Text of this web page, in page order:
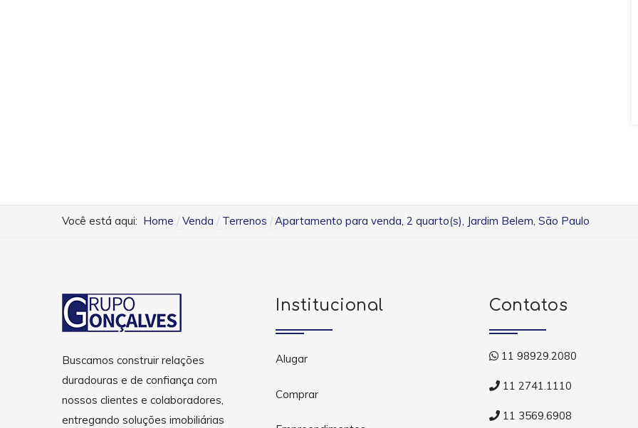
Você está aqui: Home Venda Terrenos Apartamento para venda, 2 quarto(s), Jardim Belem, São Paulo
Buscamos construir relações
duradouras e de confiança com
nossos clientes e colaboradores,
entregando soluções imobiliárias
Institucional
Alugar
Comprar
Contatos
11 98929.2080
11 2741.1110
11 3569.6908